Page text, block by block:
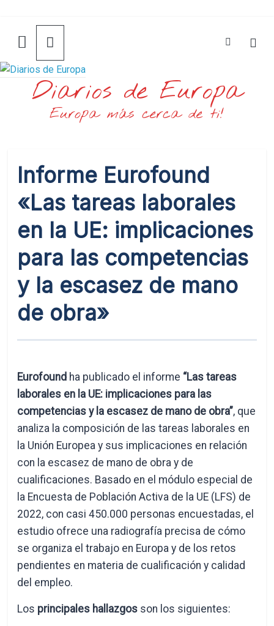
contenido
Diarios de Europa
Europa más cerca de ti!
Informe Eurofound
«Las tareas laborales
en la UE: implicaciones
para las competencias
y la escasez de mano
de obra»
Eurofound ha publicado el informe “Las tareas
laborales en la UE: implicaciones para las
competencias y la escasez de mano de obra”, que
analiza la composición de las tareas laborales en
la Unión Europea y sus implicaciones en relación
con la escasez de mano de obra y de
cualificaciones. Basado en el módulo especial de
la Encuesta de Población Activa de la UE (LFS) de
2022, con casi 450.000 personas encuestadas, el
estudio ofrece una radiografía precisa de cómo
se organiza el trabajo en Europa y de los retos
pendientes en materia de cualificación y calidad
del empleo.
Los principales hallazgos son los siguientes: